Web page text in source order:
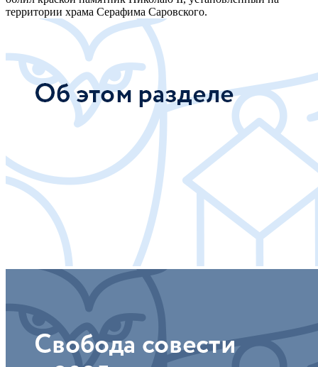
территории храма Серафима Саровского.